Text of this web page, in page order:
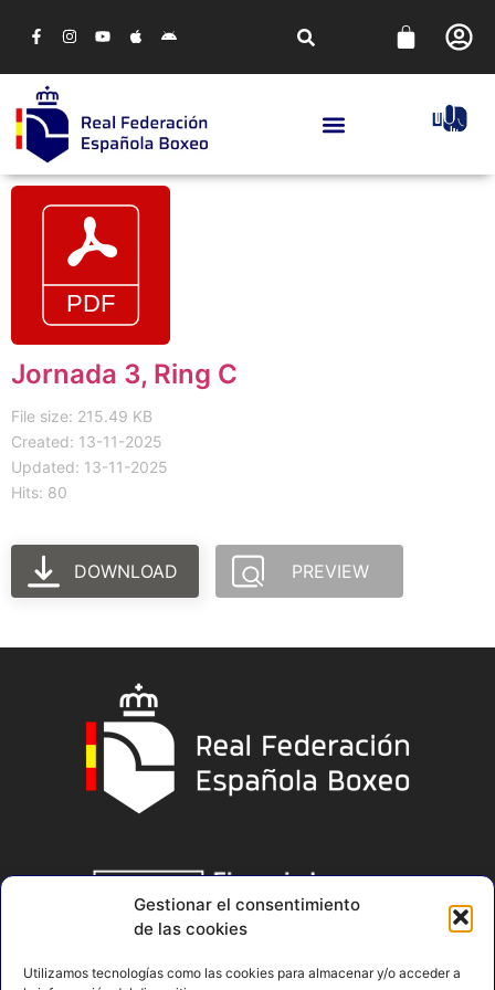
Gestionar el consentimiento
de las cookies
Utilizamos tecnologías como las cookies para almacenar y/o acceder a
Jornada 3, Ring C
File size: 215.49 KB
Created: 13-11-2025
Updated: 13-11-2025
Hits: 80
DOWNLOAD PREVIEW